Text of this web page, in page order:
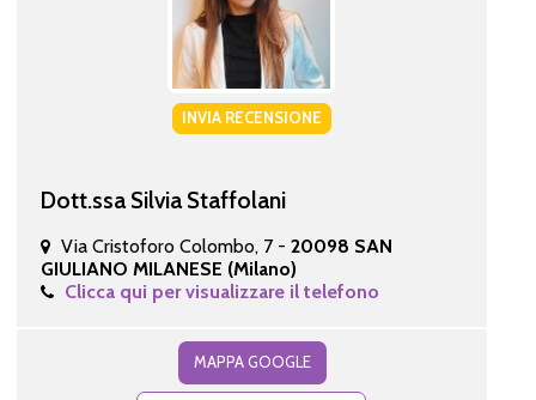
INVIA RECENSIONE
Dott.ssa Silvia Staffolani
Via Cristoforo Colombo, 7 - 20098 SAN
GIULIANO MILANESE (Milano)
Clicca qui per visualizzare il telefono
MAPPA GOOGLE